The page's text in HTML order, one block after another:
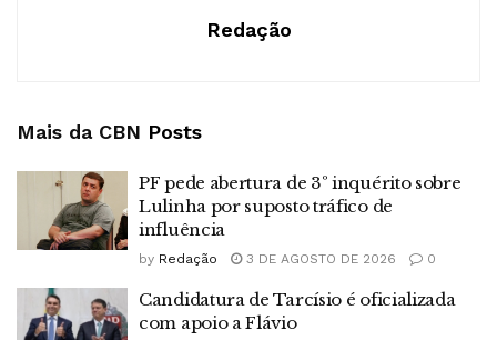
Redação
Mais da CBN Posts
PF pede abertura de 3º inquérito sobre
Lulinha por suposto tráfico de
influência
by Redação 3 DE AGOSTO DE 2026 0
Candidatura de Tarcísio é oficializada
com apoio a Flávio